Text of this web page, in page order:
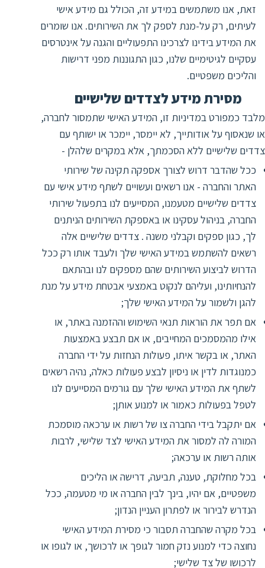
זאת, אנו משתמשים במידע זה, הכולל גם מידע אישי
לעיתים, רק על-מנת לספק לך את השירותים. אנו שומרים
את המידע בידינו לצרכינו התפעוליים והגנה על אינטרסים
עסקיים לגיטימיים שלנו, כגון התגוננות מפני דרישות
והליכים משפטיים.
מסירת מידע לצדדים שלישיים
מלבד כמפורט במדיניות זו, המידע האישי שתמסור לחברה,
או שנאסוף על אודותייך, לא יימסר, יימכר או ישותף עם
צדדים שלישיים ללא הסכמתך, אלא במקרים שלהלן -
ככל שהדבר דרוש לצורך אספקה תקינה של שירותי
האתר והחברה - אנו רשאים ועשויים לשתף מידע אישי עם
צדדים שלישיים מטעמנו, המסייעים לנו בתפעול שירותי
החברה, בניהול עסקינו או באספקת השירותים הניתנים
לך, כגון ספקים וקבלני משנה . צדדים שלישיים אלה
רשאים להשתמש במידע האישי שלך ולעבד אותו רק ככל
הדרוש לביצוע השירותים שהם מספקים לנו ובהתאם
להנחיותינו, ועליהם לנקוט באמצעי אבטחת מידע על מנת
להגן ולשמור על המידע האישי שלך;
אם תפר את הוראות תנאי השימוש וההזמנה באתר, או
אילו מהמסמכים המחייבים, או אם תבצע באמצעות
האתר, או בקשר איתו, פעולות הנחזות על ידי החברה
כמנוגדות לדין או ניסיון לבצע פעולות כאלה, נהיה רשאים
לשתף את המידע האישי שלך עם גורמים המסייעים לנו
לטפל בפעולות כאמור או למנוע אותן;
אם יתקבל בידי החברה צו של רשות או ערכאה מוסמכת
המורה לה למסור את המידע האישי לצד שלישי, לרבות
אותה רשות או ערכאה;
בכל מחלוקת, טענה, תביעה, דרישה או הליכים
משפטיים, אם יהיו, בינך לבין החברה או מי מטעמה, ככל
הנדרש לבירור או לפתרון העניין הנדון;
בכל מקרה שהחברה תסבור כי מסירת המידע האישי
נחוצה כדי למנוע נזק חמור לגופך או לרכושך, או לגופו או
לרכושו של צד שלישי;